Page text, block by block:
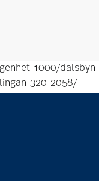
1000/dalsbyn-
320-2058/